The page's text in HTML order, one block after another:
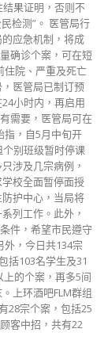
果证明，否则不
检测”。 医管局行
应急机制，将成
确诊个案，可在短
住院、严重及死亡
医管局已制订预
小时内，再启用
需要，医管局可在
指，自5月中旬开
别班级暂时停课
涉及几宗病例，
校全面暂停面授
护中心，当局将
列工作。此外，
件，希望市民遵守
外，今日共134宗
括103名学生及31
的个案，再多5间
上环酒吧FLM群组
28宗个案，包括25
客中招，共有22